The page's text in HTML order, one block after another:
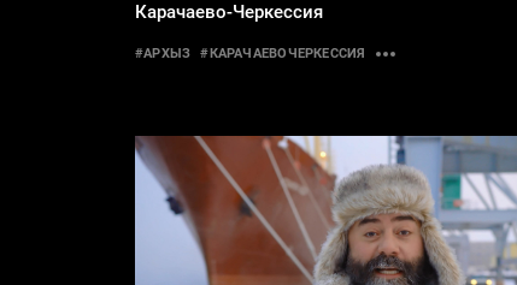
Карачаево-Черкессия
#АРХЫЗ #КАРАЧАЕВОЧЕРКЕССИЯ